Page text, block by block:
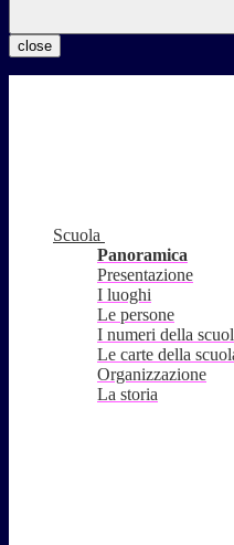
close
Scuola
Panoramica
Presentazione
I luoghi
Le persone
I numeri della
Le carte della
Organizzazione
La storia